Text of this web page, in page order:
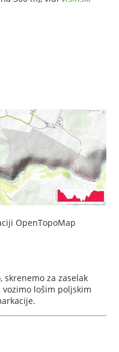
OpenTopoMap
skrenemo za zaselak
vozimo lošim poljskim